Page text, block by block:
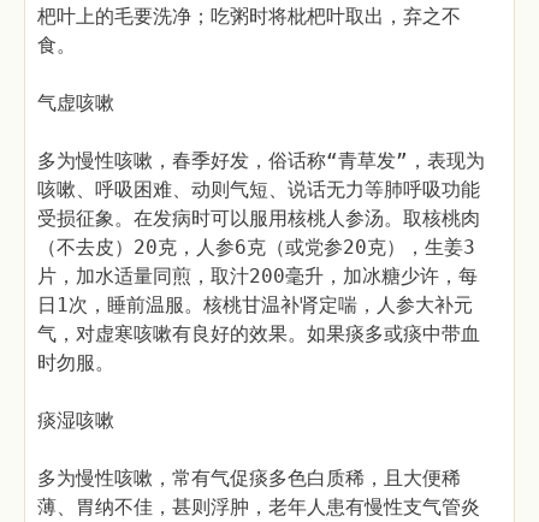
杷叶上的毛要洗净；吃粥时将枇杷叶取出，弃之不
食。
气虚咳嗽
多为慢性咳嗽，春季好发，俗话称“青草发”，表现为
咳嗽、呼吸困难、动则气短、说话无力等肺呼吸功能
受损征象。在发病时可以服用核桃人参汤。取核桃肉
（不去皮）20克，人参6克（或党参20克），生姜3
片，加水适量同煎，取汁200毫升，加冰糖少许，每
日1次，睡前温服。核桃甘温补肾定喘，人参大补元
气，对虚寒咳嗽有良好的效果。如果痰多或痰中带血
时勿服。
痰湿咳嗽
多为慢性咳嗽，常有气促痰多色白质稀，且大便稀
薄、胃纳不佳，甚则浮肿，老年人患有慢性支气管炎